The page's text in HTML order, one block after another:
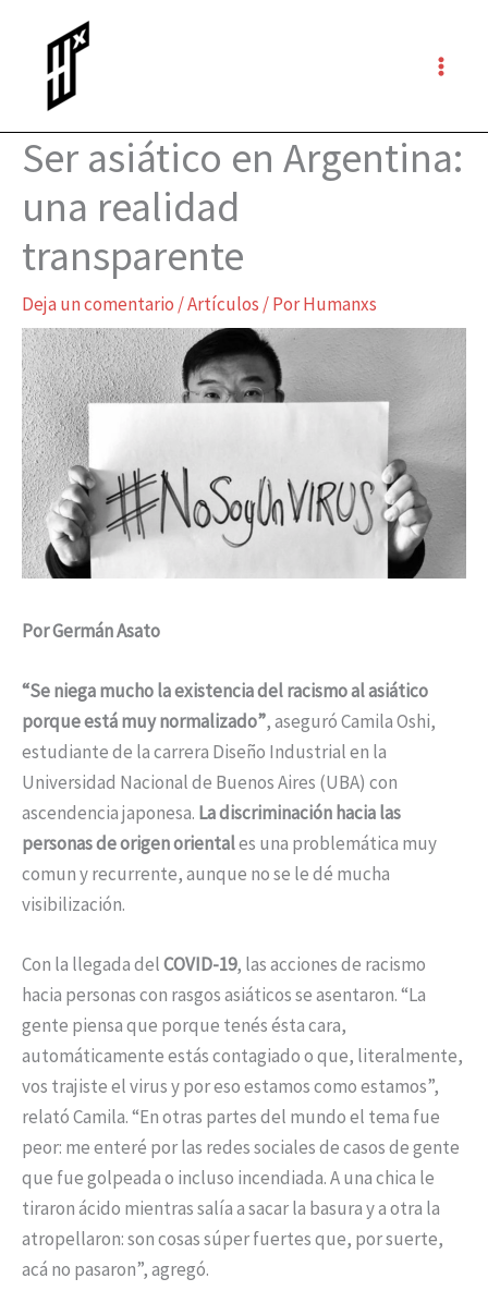
contenido
Ser asiático en Argentina:
una realidad
transparente
Deja un comentario /Artículos / PorHumanxs
Por Germán Asato
“Se niega mucho la existencia del racismo al asiático
porque está muy normalizado”, aseguró Camila Oshi,
estudiante de la carrera Diseño Industrial en la
Universidad Nacional de Buenos Aires (UBA) con
ascendencia japonesa. La discriminación hacia las
personas de origen orientales una problemática muy
comun y recurrente, aunque no se le dé mucha
visibilización.
Con la llegada delCOVID-19, las acciones de racismo
hacia personas con rasgos asiáticos se asentaron. “La
gente piensa que porque tenés ésta cara,
automáticamente estás contagiado o que, literalmente,
vos trajiste el virus y por eso estamos como estamos”,
relató Camila. “En otras partes del mundo el tema fue
peor: me enteré por las redes sociales de casos de gente
que fue golpeada o incluso incendiada. A una chica le
tiraron ácido mientras salía a sacar la basura y a otra la
atropellaron: son cosas súper fuertes que, por suerte,
acá no pasaron”, agregó.